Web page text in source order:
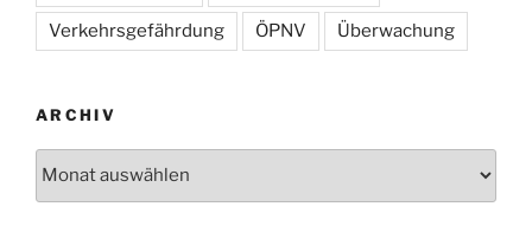
Verkehrsgefährdung ÖPNV Überwachung
ARCHIV